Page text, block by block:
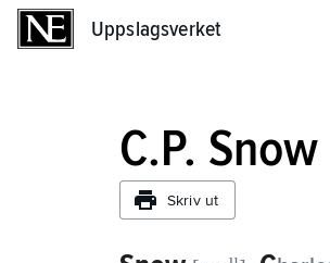
Uppslagsverket
C.P. Snow
Skriv ut